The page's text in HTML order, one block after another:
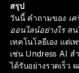
สรุป
วันนี้ คำถามของ เ
ออนไลน์อย่างไรสน
เทคโนโลยีเอง แต่เ
เช่น Undress AI ส
ได้รับอย่างรวดเร็ว